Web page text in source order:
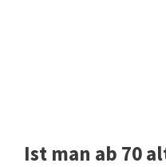
Ist man ab 70